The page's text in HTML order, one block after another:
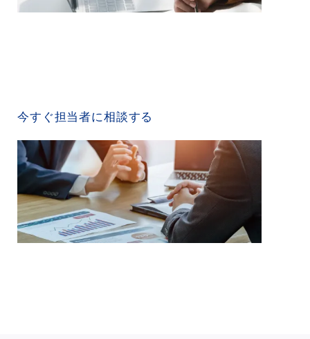
今すぐ担当者に相談する